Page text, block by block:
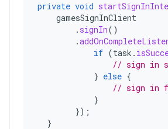
private void
gamesSignInClient
. signIn()
.
if (task .
// sign in
} else {
// sign in
}
});
}